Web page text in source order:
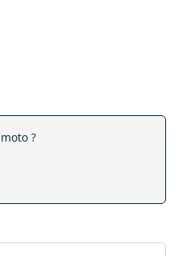
?